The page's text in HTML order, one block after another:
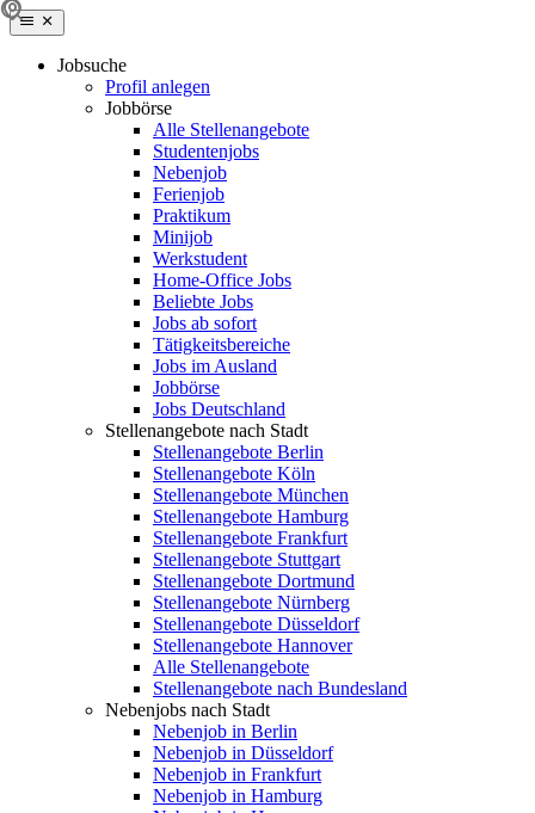
Jobsuche
Profil anlegen
Jobbörse
Alle Stellenangebote
Studentenjobs
Nebenjob
Ferienjob
Praktikum
Minijob
Werkstudent
Home-Office Jobs
Beliebte Jobs
Jobs ab sofort
Tätigkeitsbereiche
Jobs im Ausland
Jobbörse
Jobs Deutschland
Stellenangebote nach Stadt
Stellenangebote Berlin
Stellenangebote Köln
Stellenangebote München
Stellenangebote Hamburg
Stellenangebote Frankfurt
Stellenangebote Stuttgart
Stellenangebote Dortmund
Stellenangebote Nürnberg
Stellenangebote Düsseldorf
Stellenangebote Hannover
Alle Stellenangebote
Stellenangebote nach Bundesland
Nebenjobs nach Stadt
Nebenjob in Berlin
Nebenjob in Düsseldorf
Nebenjob in Frankfurt
Nebenjob in Hamburg